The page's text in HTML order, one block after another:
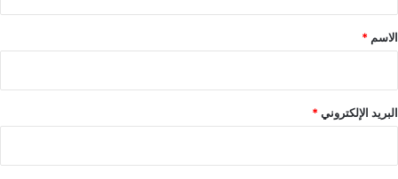
*
الاسم *
البريد الإلكتروني*